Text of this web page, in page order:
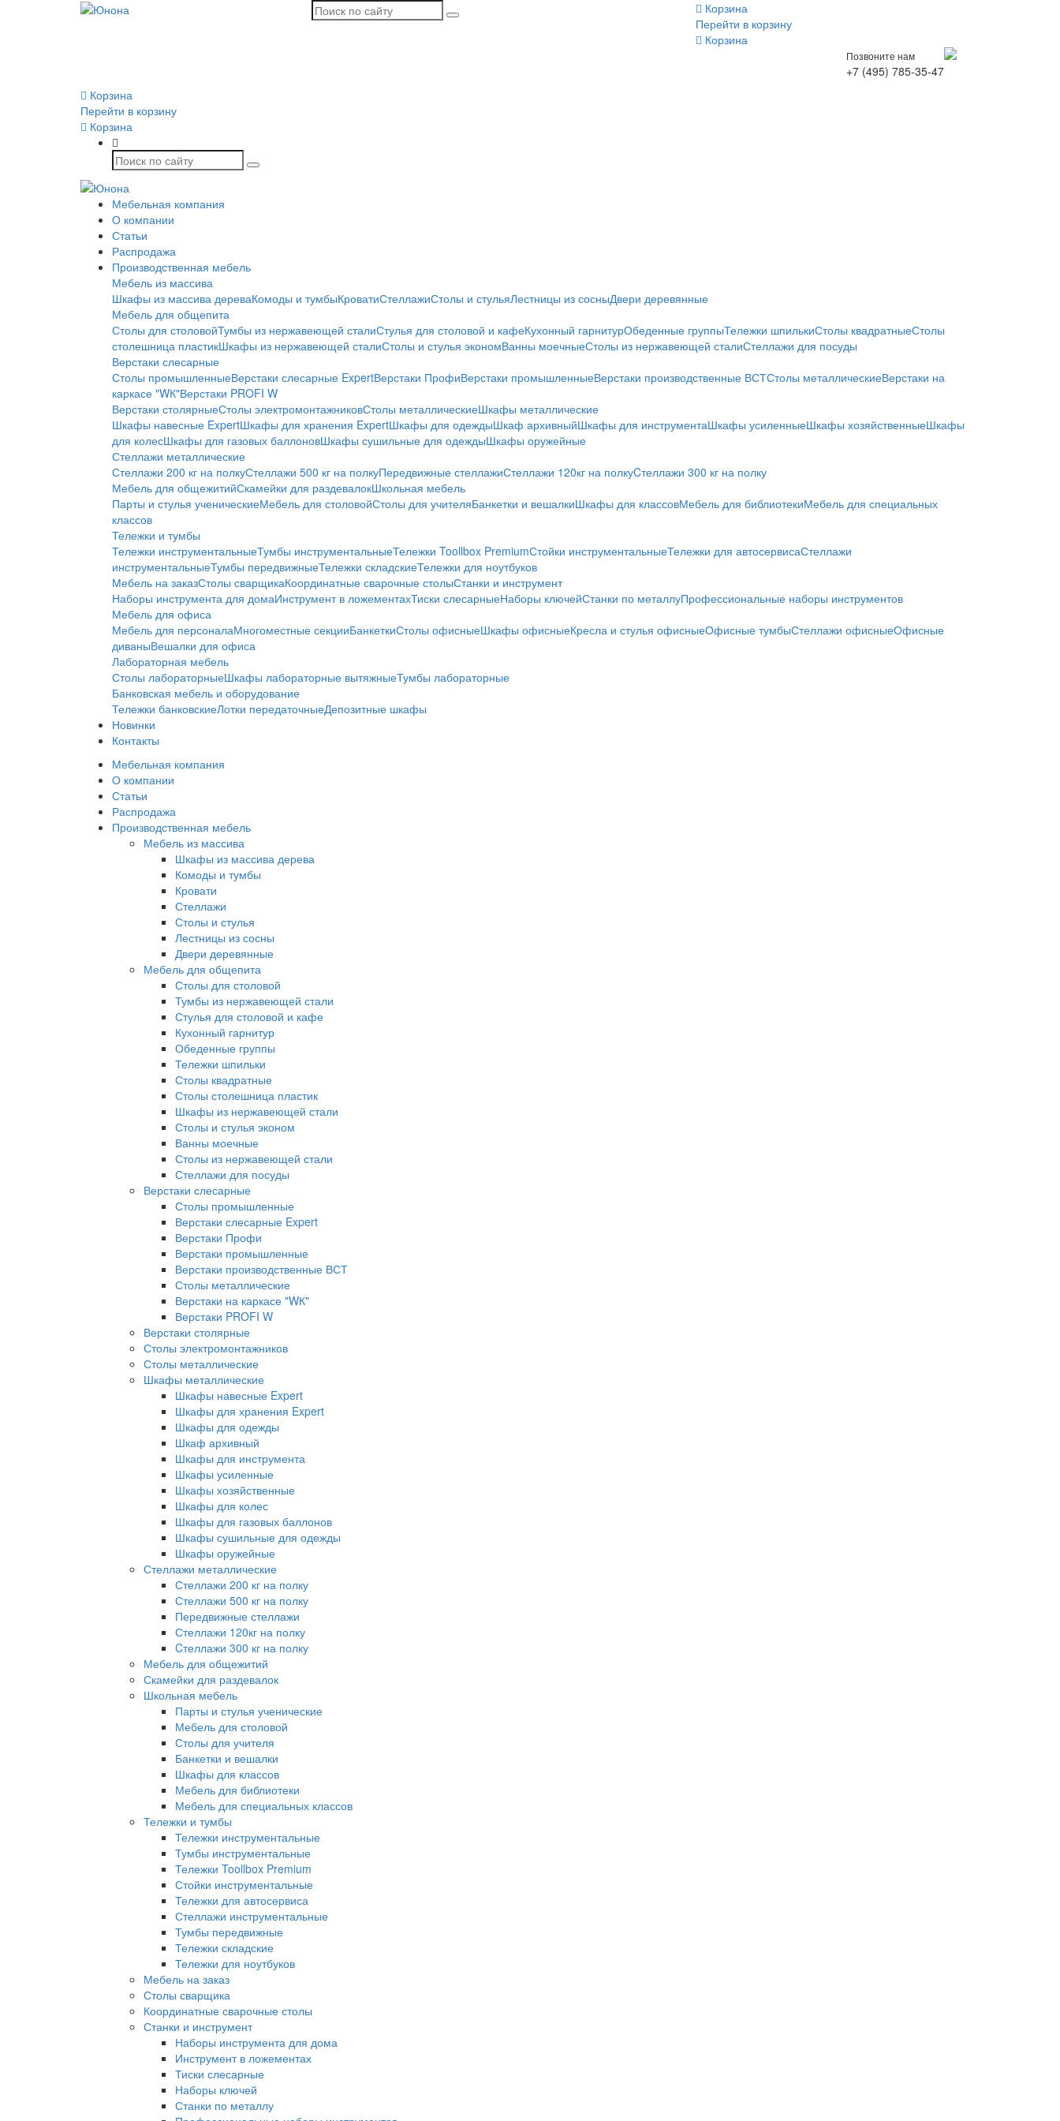
Корзина
Перейти в корзину
Корзина
Позвоните нам
+7 (495) 785-35-47
Корзина
Перейти в корзину
Корзина
Мебельная компания
О компании
Статьи
Распродажа
Производственная мебель
Мебель из массива
Шкафы из массива дереваКомоды и тумбыКроватиСтеллажиСтолы и стульяЛестницы из сосныДвери деревянные
Мебель для общепита
Столы для столовойТумбы из нержавеющей сталиСтулья для столовой и кафеКухонный гарнитурОбеденные группыТележки шпилькиСтолы квадратныеСтолы
столешница пластикШкафы из нержавеющей сталиСтолы и стулья экономВанны моечныеСтолы из нержавеющей сталиСтеллажи для посуды
Верстаки слесарные
Столы промышленныеВерстаки слесарные ExpertВерстаки ПрофиВерстаки промышленныеВерстаки производственные ВСТСтолы металлическиеВерстаки на
каркасе "WК"Верстаки PROFI W
Верстаки столярныеСтолы электромонтажниковСтолы металлическиеШкафы металлические
Шкафы навесные ExpertШкафы для хранения ExpertШкафы для одеждыШкаф архивныйШкафы для инструментаШкафы усиленныеШкафы хозяйственныеШкафы
для колесШкафы для газовых баллоновШкафы сушильные для одеждыШкафы оружейные
Стеллажи металлические
Стеллажи 200 кг на полкуСтеллажи 500 кг на полкуПередвижные стеллажиСтеллажи 120кг на полкуCтеллажи 300 кг на полку
Мебель для общежитийСкамейки для раздевалокШкольная мебель
Парты и стулья ученическиеМебель для столовойСтолы для учителяБанкетки и вешалкиШкафы для классовМебель для библиотекиМебель для специальных
классов
Тележки и тумбы
Тележки инструментальныеТумбы инструментальныеТележки Toollbox PremiumСтойки инструментальныеТележки для автосервисаСтеллажи
инструментальныеТумбы передвижныеТележки складскиеТележки для ноутбуков
Мебель на заказСтолы сварщикаКоординатные сварочные столыСтанки и инструмент
Наборы инструмента для домаИнструмент в ложементахТиски слесарныеНаборы ключейСтанки по металлуПрофессиональные наборы инструментов
Мебель для офиса
Мебель для персоналаМногоместные секцииБанкеткиСтолы офисныеШкафы офисныеКресла и стулья офисныеОфисные тумбыСтеллажи офисныеОфисные
диваныВешалки для офиса
Лабораторная мебель
Столы лабораторныеШкафы лабораторные вытяжныеТумбы лабораторные
Банковская мебель и оборудование
Тележки банковскиеЛотки передаточныеДепозитные шкафы
Новинки
Контакты
Мебельная компания
О компании
Статьи
Распродажа
Производственная мебель
Мебель из массива
Шкафы из массива дерева
Комоды и тумбы
Кровати
Стеллажи
Столы и стулья
Лестницы из сосны
Двери деревянные
Мебель для общепита
Столы для столовой
Тумбы из нержавеющей стали
Стулья для столовой и кафе
Кухонный гарнитур
Обеденные группы
Тележки шпильки
Столы квадратные
Столы столешница пластик
Шкафы из нержавеющей стали
Столы и стулья эконом
Ванны моечные
Столы из нержавеющей стали
Стеллажи для посуды
Верстаки слесарные
Столы промышленные
Верстаки слесарные Expert
Верстаки Профи
Верстаки промышленные
Верстаки производственные ВСТ
Столы металлические
Верстаки на каркасе "WК"
Верстаки PROFI W
Верстаки столярные
Столы электромонтажников
Столы металлические
Шкафы металлические
Шкафы навесные Expert
Шкафы для хранения Expert
Шкафы для одежды
Шкаф архивный
Шкафы для инструмента
Шкафы усиленные
Шкафы хозяйственные
Шкафы для колес
Шкафы для газовых баллонов
Шкафы сушильные для одежды
Шкафы оружейные
Стеллажи металлические
Стеллажи 200 кг на полку
Стеллажи 500 кг на полку
Передвижные стеллажи
Стеллажи 120кг на полку
Cтеллажи 300 кг на полку
Мебель для общежитий
Скамейки для раздевалок
Школьная мебель
Парты и стулья ученические
Мебель для столовой
Столы для учителя
Банкетки и вешалки
Шкафы для классов
Мебель для библиотеки
Мебель для специальных классов
Тележки и тумбы
Тележки инструментальные
Тумбы инструментальные
Тележки Toollbox Premium
Стойки инструментальные
Тележки для автосервиса
Стеллажи инструментальные
Тумбы передвижные
Тележки складские
Тележки для ноутбуков
Мебель на заказ
Столы сварщика
Координатные сварочные столы
Станки и инструмент
Наборы инструмента для дома
Инструмент в ложементах
Тиски слесарные
Наборы ключей
Станки по металлу